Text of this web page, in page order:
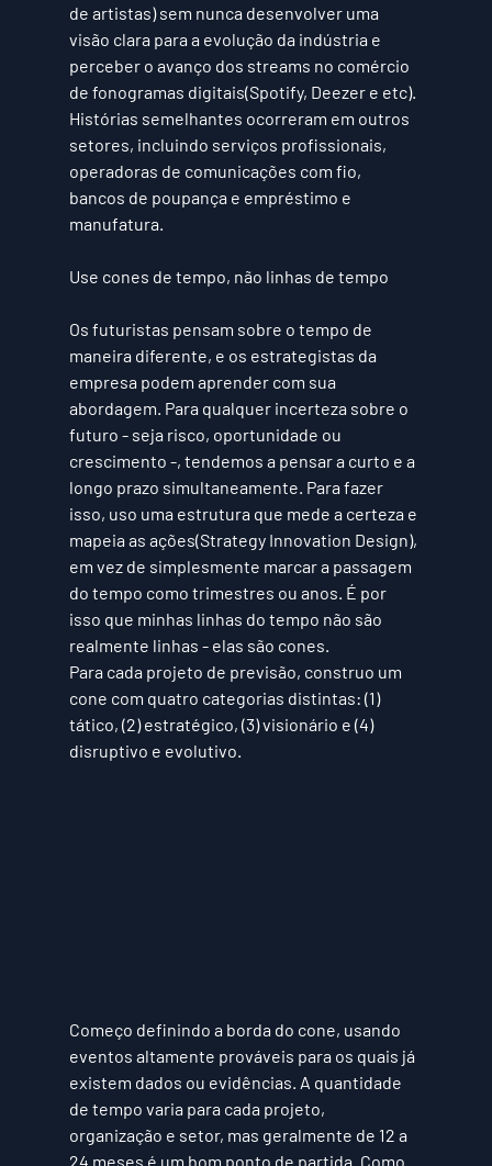
de artistas) sem nunca desenvolver uma
visão clara para a evolução da indústria e
perceber o avanço dos streams no comércio
de fonogramas digitais(Spotify, Deezer e etc).
Histórias semelhantes ocorreram em outros
setores, incluindo serviços profissionais,
operadoras de comunicações com fio,
bancos de poupança e empréstimo e
manufatura.
Use cones de tempo, não linhas de tempo
Os futuristas pensam sobre o tempo de
maneira diferente, e os estrategistas da
empresa podem aprender com sua
abordagem. Para qualquer incerteza sobre o
futuro - seja risco, oportunidade ou
crescimento -, tendemos a pensar a curto e a
longo prazo simultaneamente. Para fazer
isso, uso uma estrutura que mede a certeza e
mapeia as ações(Strategy Innovation Design),
em vez de simplesmente marcar a passagem
do tempo como trimestres ou anos. É por
isso que minhas linhas do tempo não são
realmente linhas - elas são cones.
Para cada projeto de previsão, construo um
cone com quatro categorias distintas: (1)
tático, (2) estratégico, (3) visionário e (4)
disruptivo e evolutivo.
Começo definindo a borda do cone, usando
eventos altamente prováveis para os quais já
existem dados ou evidências. A quantidade
de tempo varia para cada projeto,
organização e setor, mas geralmente de 12 a
24 meses é um bom ponto de partida. Como